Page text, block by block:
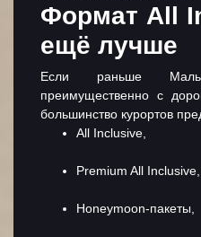
Формат All
ещё лучше
Если раньше
преимущественно с
большинство курортов
All Inclusive,
Premium All Inclusive,
Honeymoon-пакеты,